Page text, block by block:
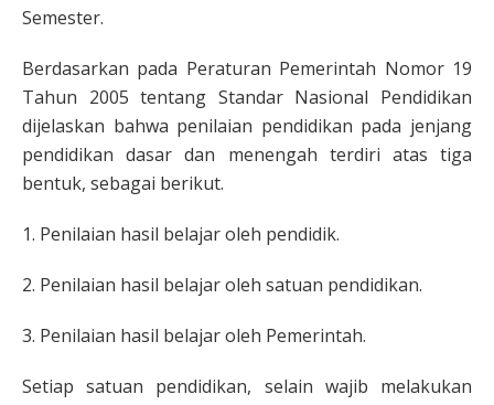
Semester.
Berdasarkan pada Peraturan Pemerintah Nomor 19
Tahun 2005 tentang Standar Nasional Pendidikan
dijelaskan bahwa penilaian pendidikan pada jenjang
pendidikan dasar dan menengah terdiri atas tiga
bentuk, sebagai berikut.
1. Penilaian hasil belajar oleh pendidik.
2. Penilaian hasil belajar oleh satuan pendidikan.
3. Penilaian hasil belajar oleh Pemerintah.
Setiap satuan pendidikan, selain wajib melakukan